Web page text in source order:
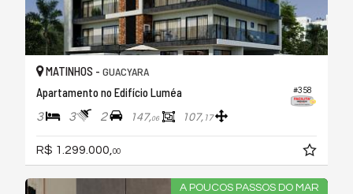
#358
MATINHOS - GUACYARA
Apartamento no Edifício Luméa
3 3 2 147,06 107, 17
R$ 1.299.000, 00
A POUCOS PASSOS DO MAR